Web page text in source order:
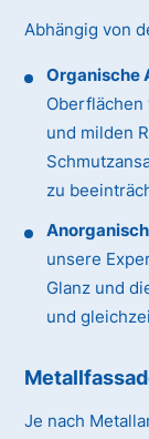
Abhängig von
Organische
und milden
zu
unsere
Glanz und
und
Je nach